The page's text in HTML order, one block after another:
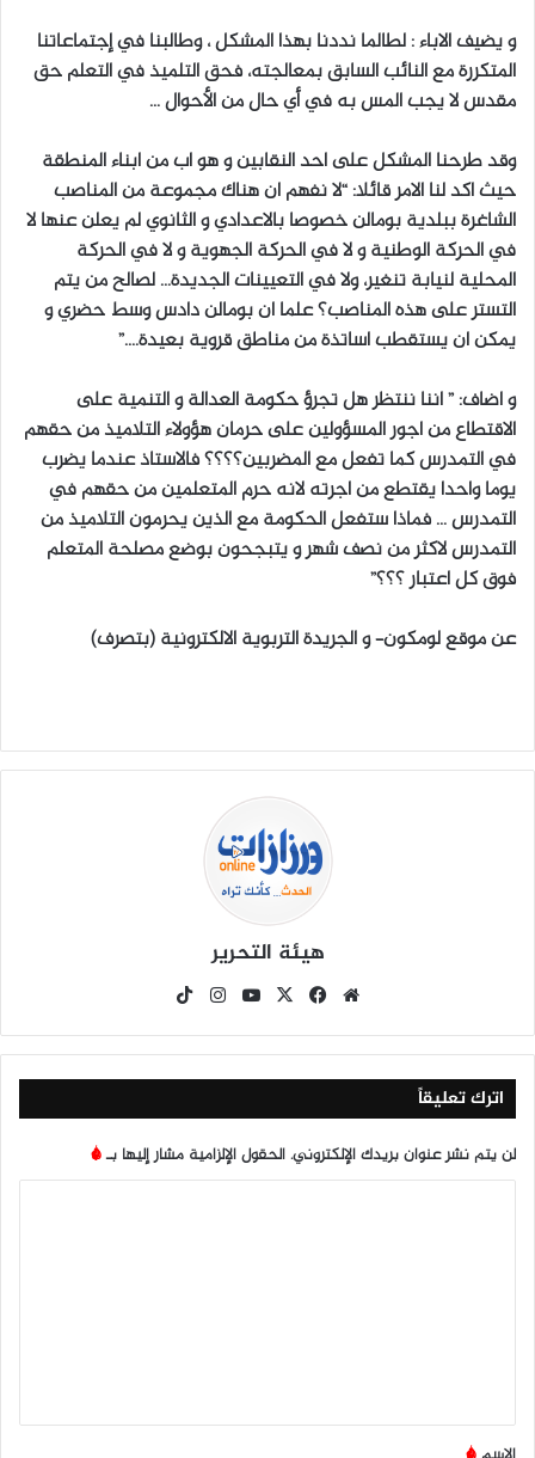
و يضيف الاباء : لطالما نددنا بهذا المشكل ، وطالبنا في إجتماعاتنا
المتكررة مع النائب السابق بمعالجته، فحق التلميذ في التعلم حق
مقدس لا يجب المس به في أي حال من الأحوال …
وقد طرحنا المشكل على احد النقابين و هو اب من ابناء المنطقة
حيث اكد لنا الامر قائلا: “لا نفهم ان هناك مجموعة من المناصب
الشاغرة ببلدية بومالن خصوصا بالاعدادي و الثانوي لم يعلن عنها لا
في الحركة الوطنية و لا في الحركة الجهوية و لا في الحركة
المحلية لنيابة تنغير، ولا في التعيينات الجديدة… لصالح من يتم
التستر على هذه المناصب؟ علما ان بومالن دادس وسط حضري و
يمكن ان يستقطب اساتذة من مناطق قروية بعيدة….”
و اضاف: ” اننا ننتظر هل تجرؤ حكومة العدالة و التنمية على
الاقتطاع من اجور المسؤولين على حرمان هؤولاء التلاميذ من حقهم
في التمدرس كما تفعل مع المضربين؟؟؟؟ فالاستاذ عندما يضرب
يوما واحدا يقتطع من اجرته لانه حرم المتعلمين من حقهم في
التمدرس … فماذا ستفعل الحكومة مع الذين يحرمون التلاميذ من
التمدرس لاكثر من نصف شهر و يتبجحون بوضع مصلحة المتعلم
فوق كل اعتبار ؟؟؟”
عن موقع لومكون– و الجريدة التربوية الالكترونية (بتصرف)
هيئة التحرير
موق
الوي
ب
في
وك
X
يوتي انس
م
k
اترك تعليقاً
لن يتم نشر عنوان بريدك الإلكتروني.الحقول الإلزامية مشار إليها بـ*
*